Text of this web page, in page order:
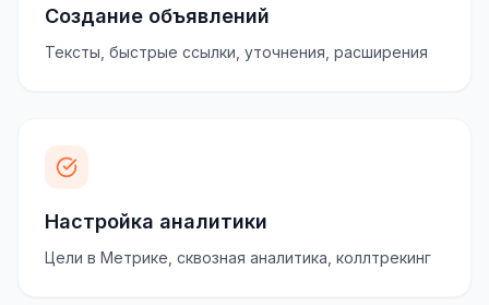
Создание объявлений
Тексты, быстрые ссылки, уточнения, расширения
Настройка аналитики
Цели в Метрике, сквозная аналитика, коллтрекинг